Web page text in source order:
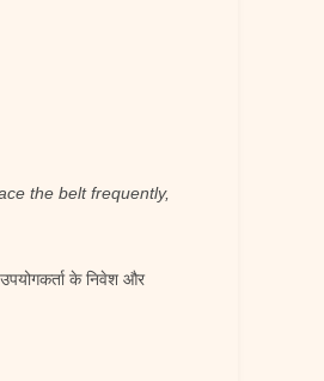
the belt frequently,
के निवेश और